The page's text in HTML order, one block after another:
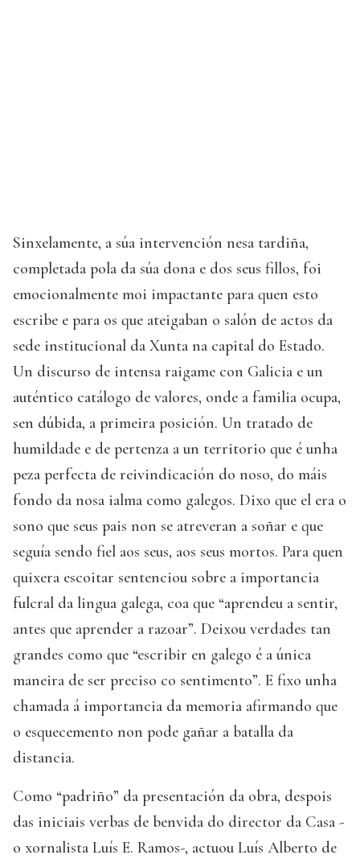
Sinxelamente, a súa intervención nesa tardiña,
completada pola da súa dona e dos seus fillos, foi
emocionalmente moi impactante para quen esto
escribe e para os que ateigaban o salón de actos da
sede institucional da Xunta na capital do Estado.
Un discurso de intensa raigame con Galicia e un
auténtico catálogo de valores, onde a familia ocupa,
sen dúbida, a primeira posición. Un tratado de
humildade e de pertenza a un territorio que é unha
peza perfecta de reivindicación do noso, do máis
fondo da nosa ialma como galegos. Dixo que el era o
sono que seus pais non se atreveran a soñar e que
seguía sendo fiel aos seus, aos seus mortos. Para quen
quixera escoitar sentenciou sobre a importancia
fulcral da lingua galega, coa que “aprendeu a sentir,
antes que aprender a razoar”. Deixou verdades tan
grandes como que “escribir en galego é a única
maneira de ser preciso co sentimento”. E fixo unha
chamada á importancia da memoria afirmando que
o esquecemento non pode gañar a batalla da
distancia.
Como “padriño” da presentación da obra, despois
das iniciais verbas de benvida do director da Casa -
o xornalista Luís E. Ramos-, actuou Luís Alberto de